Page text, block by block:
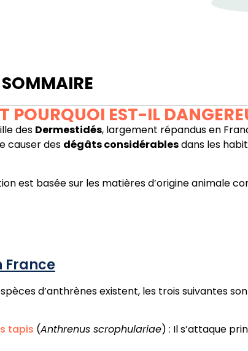
SOMMAIRE
POURQUOI EST-IL
des Dermestidés, largement répandus en
causer des dégâts considérablesdans les
est basée sur les matières d’origine animale
France
d’anthrènes existent, les trois suivantes
tapis (Anthrenus scrophulariae) : Il s’attaque